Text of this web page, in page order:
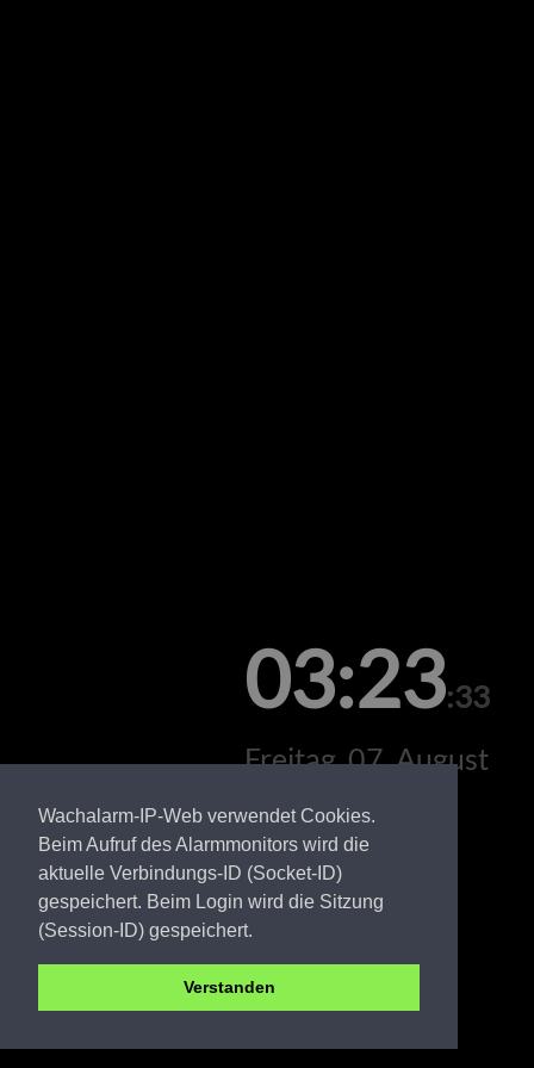
Wachalarm-IP-Web verwendet Cookies.
Beim Aufruf des Alarmmonitors wird die
aktuelle Verbindungs-ID (Socket-ID)
gespeichert. Beim Login wird die Sitzung
(Session-ID) gespeichert.
Verstanden
03:23:33
Freitag, 07. August
EE FW Koßdorf